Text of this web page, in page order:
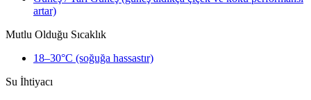
artar)
Mutlu Olduğu Sıcaklık
18–30°C (soğuğa hassastır)
Su İhtiyacı